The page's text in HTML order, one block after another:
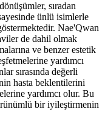
sıradan
ünlü isimlerle
Nae'Qwan
de dahil olmak
ve benzer estetik
yardımcı
sırasında değerli
hasta beklentilerini
yardımcı olur. Bu
bir iyileştirmenin